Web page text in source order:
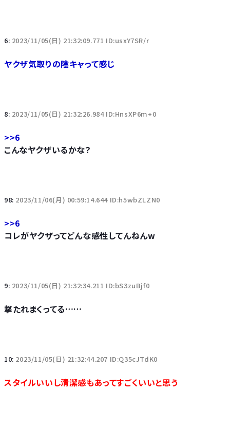
6: 2023/11/05(日) 21:32:09.771 ID:usxY7SR/r
ヤクザ気取りの陰キャって感じ
8: 2023/11/05(日) 21:32:26.984 ID:HnsXP6m+0
>>6
こんなヤクザいるかな？
98: 2023/11/06(月) 00:59:14.644 ID:h5wbZLZN0
>>6
コレがヤクザってどんな感性してんねんw
9: 2023/11/05(日) 21:32:34.211 ID:bS3zuBjf0
撃たれまくってる……
10: 2023/11/05(日) 21:32:44.207 ID:Q35cJTdK0
スタイルいいし清潔感もあってすごくいいと思う